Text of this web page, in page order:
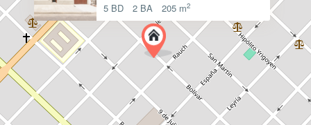
5 BD 2 BA 205 m2